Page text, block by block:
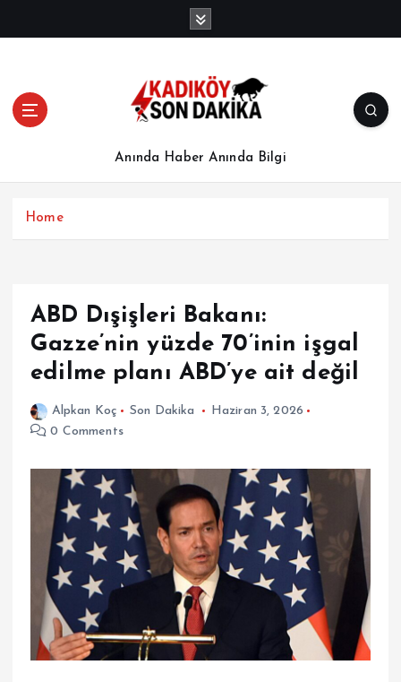
Anında Haber Anında Bilgi
Home
ABD Dışişleri Bakanı:
Gazze’nin yüzde 70’inin işgal
edilme planı ABD’ye ait değil
Alpkan Koç Son Dakika
Haziran 3, 2026
0 Comments